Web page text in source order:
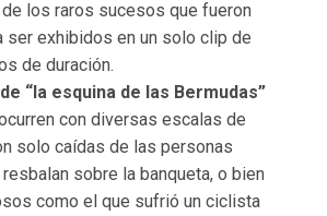
los raros sucesos que fueron
ser exhibidos en un solo clip de
de duración.
“la esquina de las Bermudas”
con diversas escalas de
solo caídas de las personas
sobre la banqueta, o bien
como el que sufrió un ciclista